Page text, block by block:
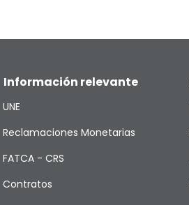
Información relevante
UNE
Reclamaciones Monetarias
FATCA - CRS
Contratos